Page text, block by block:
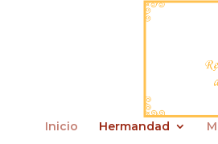
Inicio Hermandad